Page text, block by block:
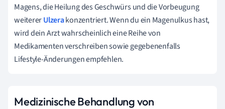
Magens, die Heilung des Geschwürs und die Vorbeugung
weitererUlzerakonzentriert. Wenn du ein Magenulkus hast,
wird dein Arzt wahrscheinlich eine Reihe von
Medikamenten verschreiben sowie gegebenenfalls
Lifestyle-Änderungen empfehlen.
Medizinische Behandlung von